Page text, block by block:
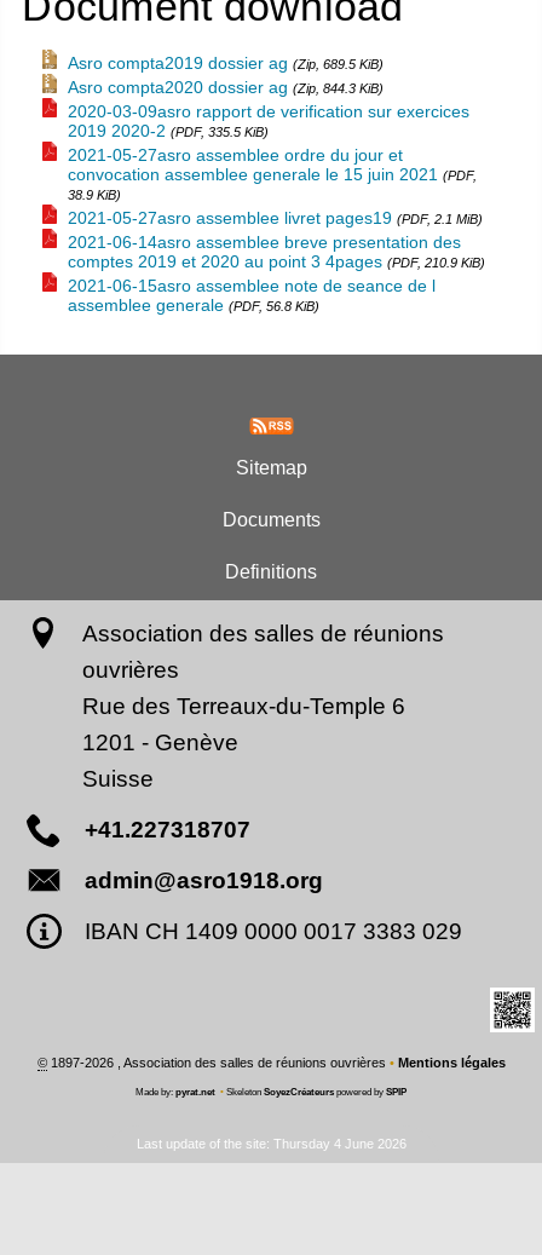
Asro compta2019 dossier ag (Zip, 689.5 KiB)
Asro compta2020 dossier ag (Zip, 844.3 KiB)
2020-03-09asro rapport de verification sur exercices
2019 2020-2 (PDF, 335.5 KiB)
2021-05-27asro assemblee ordre du jour et
convocation assemblee generale le 15 juin 2021 (PDF,
38.9 KiB)
2021-05-27asro assemblee livret pages19 (PDF, 2.1 MiB)
2021-06-14asro assemblee breve presentation des
comptes 2019 et 2020 au point 3 4pages (PDF, 210.9 KiB)
2021-06-15asro assemblee note de seance de l
assemblee generale (PDF, 56.8 KiB)
Sitemap
Documents
Definitions
Association des salles de réunions
ouvrières
Rue des Terreaux-du-Temple 6
1201 - Genève
Suisse
+41.227318707
admin@asro1918.org
IBAN CH 1409 0000 0017 3383 029
©1897-2026 , Association des salles de réunions ouvrières • Mentions légales
Made by: pyrat.net • Skeleton SoyezCréateurs powered by SPIP
Last update of the site: Thursday 4 June 2026